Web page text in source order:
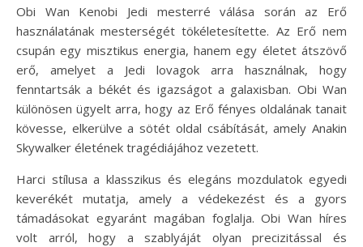
Obi Wan Kenobi Jedi mesterré válása során az Erő
használatának mesterségét tökéletesítette. Az Erő nem
csupán egy misztikus energia, hanem egy életet átszövő
erő, amelyet a Jedi lovagok arra használnak, hogy
fenntartsák a békét és igazságot a galaxisban. Obi Wan
különösen ügyelt arra, hogy az Erő fényes oldalának tanait
kövesse, elkerülve a sötét oldal csábítását, amely Anakin
Skywalker életének tragédiájához vezetett.
Harci stílusa a klasszikus és elegáns mozdulatok egyedi
keverékét mutatja, amely a védekezést és a gyors
támadásokat egyaránt magában foglalja. Obi Wan híres
volt arról, hogy a szablyáját olyan precizitással és